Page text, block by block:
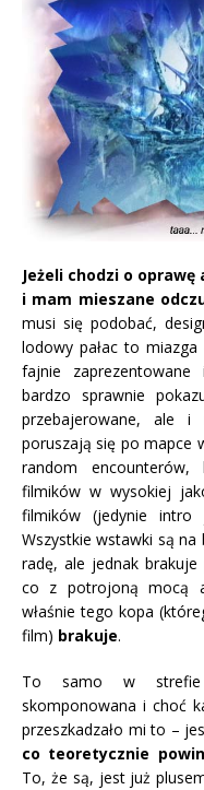
Jeżeli chodzi o
i mam mieszane
musi się podobać,
lodowy pałac to
fajnie
bardzo sprawnie
przebajerowane, ale i
poruszają się po mapce
random
filmików w wysokiej
filmików (jedynie intro
Wszystkie wstawki są
radę, ale jednak
co z potrojoną mocą
właśnie tego kopa
film) brakuje.
To samo w strefie
skomponowana i choć
przeszkadzało mi to –
co teoretycznie
To, że są, jest już